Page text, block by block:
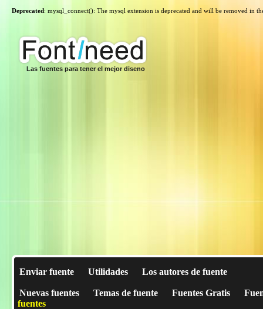
Deprecated: mysql_connect(): The mysql extension is deprecated and will be removed in
Las fuentes para tener el mejor diseno
Enviar fuente Utilidades Los autores de fuente
Nuevas fuentes Temas de fuente Fuentes Gratis
fuentes